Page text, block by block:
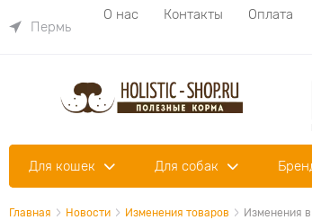
Пермь
О нас Контакты Оплата
Для кошек Для собак
Главная Новости Изменения товаров Изменения